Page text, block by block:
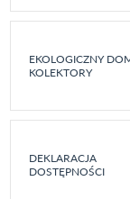
EKOLOGICZNY
KOLEKTORY
DEKLARACJA
DOSTĘPNOŚCI